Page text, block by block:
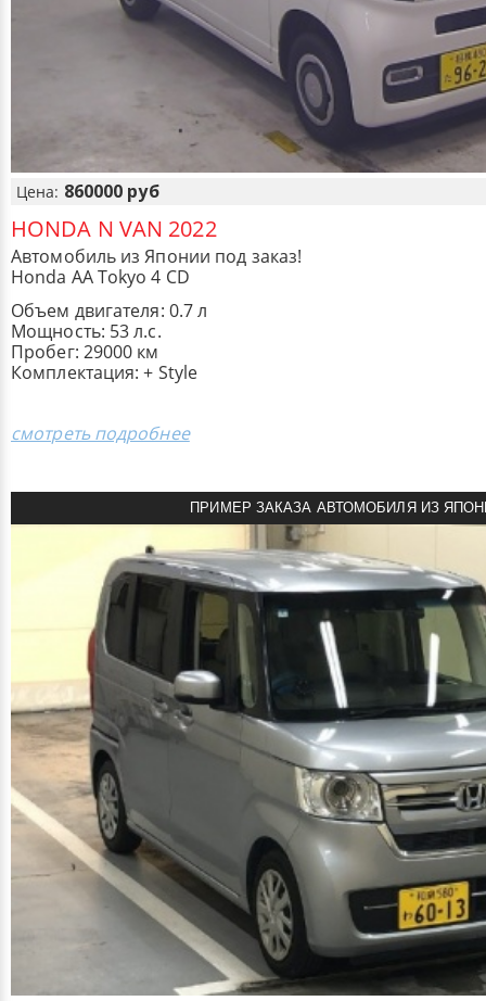
Цена: 860000 руб
HONDA N VAN 2022
Автомобиль из Японии под заказ!
Honda AA Tokyo 4 CD
Объем двигателя: 0.7 л
Мощность: 53 л.с.
Пробег: 29000 км
Комплектация: + Style
смотреть подробнее
ПРИМЕР ЗАКАЗА АВТОМОБИЛЯ ИЗ